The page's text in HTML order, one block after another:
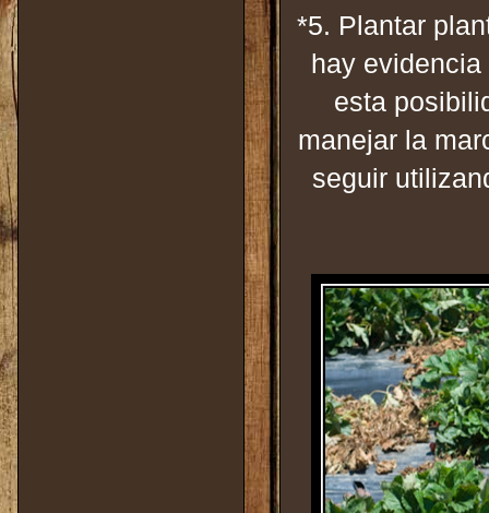
*5. Plantar
hay
esta
manejar la
seguir